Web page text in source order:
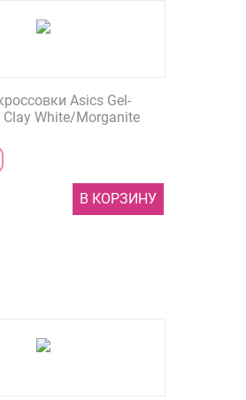
Asics Gel-
Clay White/Morganite
В КОРЗИНУ